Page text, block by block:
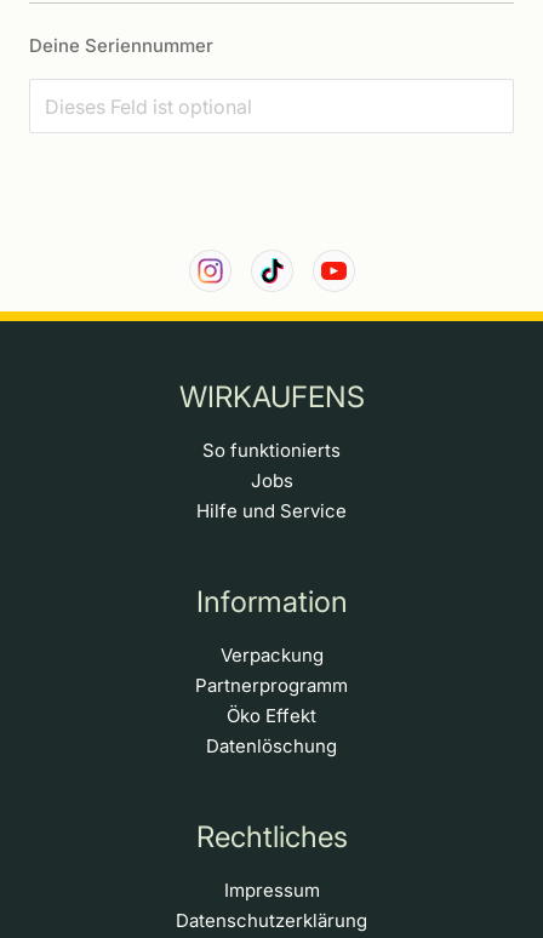
Deine Seriennummer
WIRKAUFENS
So funktionierts
Jobs
Hilfe und Service
Information
Verpackung
Partnerprogramm
Öko Effekt
Datenlöschung
Rechtliches
Impressum
Datenschutzerklärung